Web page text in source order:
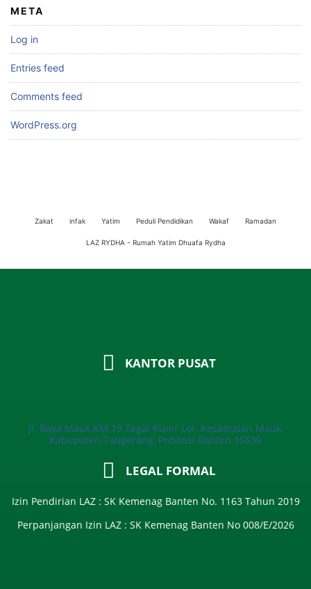
META
Log in
Entries feed
Comments feed
WordPress.org
Zakat infak Yatim Peduli Pendidikan Wakaf Ramadan
LAZ RYDHA - Rumah Yatim Dhuafa Rydha
KANTOR PUSAT
Jl. Raya Mauk KM.19 Tegal Kunir Lor, Kecamatan Mauk,
Kabupaten Tangerang, Provinsi Banten 15530
LEGAL FORMAL
Izin Pendirian LAZ : SK Kemenag Banten No. 1163 Tahun 2019
Perpanjangan Izin LAZ : SK Kemenag Banten No 008/E/2026​